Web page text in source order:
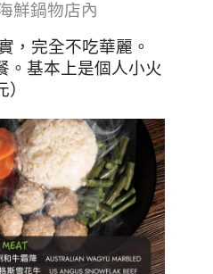
鮮鍋物店內
，完全不吃華麗。
。基本上是個人小火